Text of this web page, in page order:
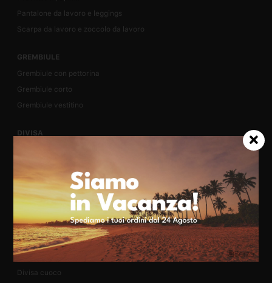
Pantalone da lavoro e leggings
Scarpa da lavoro e zoccolo da lavoro
GREMBIULE
Grembiule con pettorina
Grembiule corto
Grembiule vestitino
DIVISA
Abbigliamento sanitario
ALTRE DIVISE
Grembiule estetista e parrucchiere
Grembiule ristorazione
Grembiule maestra
Divisa cuoco